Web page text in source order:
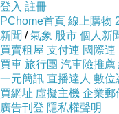
新事業計畫應舉辦「公聽
項周知，且主管機關在核
登入 註冊
PChome首頁 線上購物
新聞 /氣象 股市 個人新
買賣租屋 支付連 國際連
買車 旅行團 汽車險推薦
一元簡訊 直播達人 數位
買網址 虛擬主機 企業郵
廣告刊登 隱私權聲明